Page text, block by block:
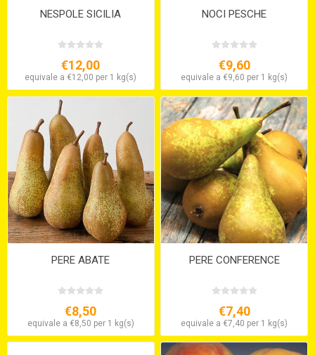
NESPOLE SICILIA
€12,00
equivale a €12,00 per 1 kg(s)
NOCI PESCHE
€9,60
equivale a €9,60 per 1 kg(s)
PERE ABATE
€8,50
equivale a €8,50 per 1 kg(s)
PERE CONFERENCE
€7,40
equivale a €7,40 per 1 kg(s)